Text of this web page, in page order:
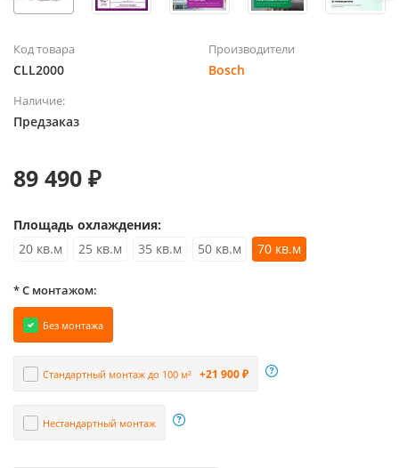
Код товара
CLL2000
Производители
Bosch
Наличие:
Предзаказ
89 490 ₽
Площадь охлаждения:
20 кв.м
25 кв.м 35 кв.м 50 кв.м 70 кв.м
* С монтажом:
Без монтажа
Стандартный монтаж до 100 м² +21 900 ₽
Нестандартный монтаж